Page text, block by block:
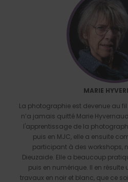
MARIE
La photographie est devenue au
n’a jamais quitté Marie
l'apprentissage de la
puis en MJC, elle a ensuite
participant à des workshops,
Dieuzaide. Elle a beaucoup
puis en numérique. Il en résulte
travaux en noir et blanc, que ce